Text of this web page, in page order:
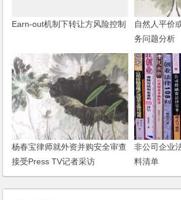
Earn-out机制下转让方风险控制
自然人平价
务问题分析
杨春宝律师就外资并购安全审查
接受Press TV记者采访
非公司企业
料清单